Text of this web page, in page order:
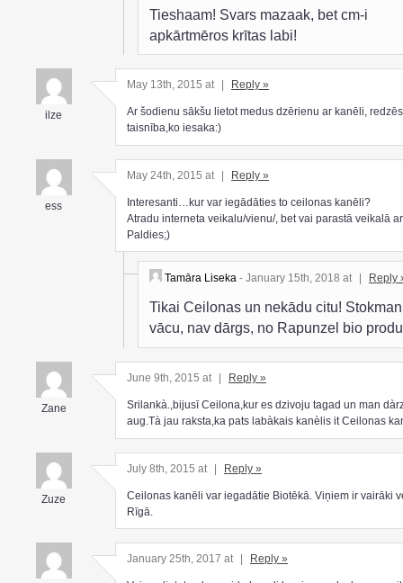
Tieshaam! Svars mazaak, bet cm-i
apkārtmēros krītas labi!
ilze
May 13th, 2015 at Reply »
Ar šodienu sākšu lietot medus dzērienu ar kanēli,
taisnība,ko iesaka:)
ess
May 24th, 2015 at | Reply »
Interesanti…kur var iegādāties to ceilonas kanēli?
Atradu interneta veikalu/vienu/, bet vai parastā veikalā
Paldies;)
Tamāra Liseka - January 15th, 2018 at Reply
Tikai Ceilonas un nekādu citu!
vācu, nav dārgs, no Rapunzel bio
Zane
June 9th, 2015 at Reply »
Srilankà.,bijusī Ceilona,kur es dzivoju tagad un man
aug.Tà jau raksta,ka pats labàkais kanèlis it Ceilonas
Zuze
July 8th, 2015 at | Reply »
Ceilonas kanēli var iegadātie Biotēkā. Viņiem ir vairāki
Rīgā.
January 25th, 2017 at Reply »